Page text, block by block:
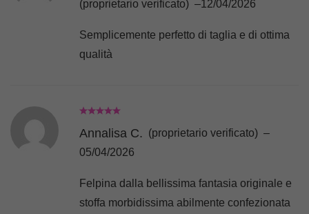
(proprietario verificato) –12/04/2026
Semplicemente perfetto di taglia e di ottima
qualità
Annalisa C. (proprietario verificato) –
05/04/2026
Felpina dalla bellissima fantasia originale e
stoffa morbidissima abilmente confezionata